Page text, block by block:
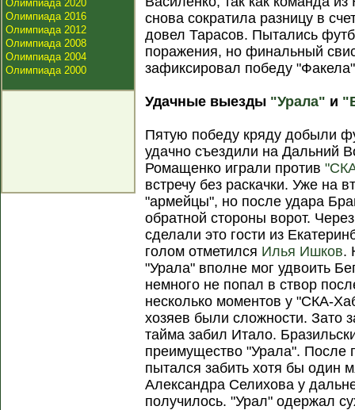
Олимпиада 2020
Олимпиада 2016
Олимпиада 2012
Олимпиада 2008
Олимпиада 2004
Олимпиада 2000
снова сократила разницу в
довел Тарасов. Пытались
поражения, но финальный
зафиксировал победу
Удачные выезды "Урала" и
Пятую победу кряду добыли
удачно съездили на Дальний
Ромащенко играли против
встречу без раскачки. Уже на
"армейцы", но после удара
обратной стороны ворот.
сделали это гости из
голом отметился Илья Ишков.
"Урала" вполне мог удвоить
немного не попал в створ
несколько моментов у "СКА-
хозяев были сложности. Зато
тайма забил Итало.
преимущество "Урала". После
пытался забить хотя бы один
Александра Селихова у
получилось. "Урал" одержал